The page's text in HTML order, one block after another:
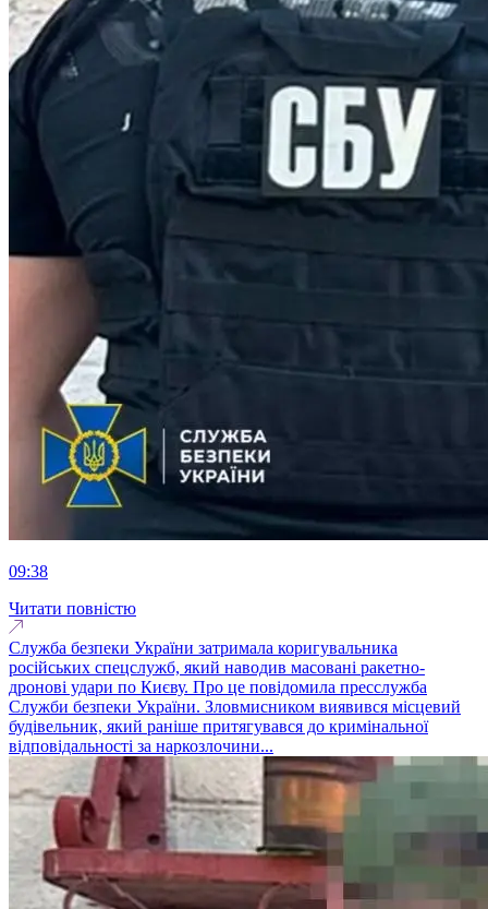
09:38
Читати повністю
Служба безпеки України затримала коригувальника
російських спецслужб, який наводив масовані ракетно-
дронові удари по Києву. Про це повідомила пресслужба
Служби безпеки України. Зловмисником виявився місцевий
будівельник, який раніше притягувався до кримінальної
відповідальності за наркозлочини...